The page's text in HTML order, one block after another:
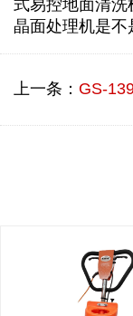
式易控地面清洗
晶面处理机是不
上一条： GS-